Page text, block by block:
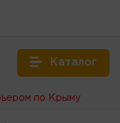
Каталог
по Крыму